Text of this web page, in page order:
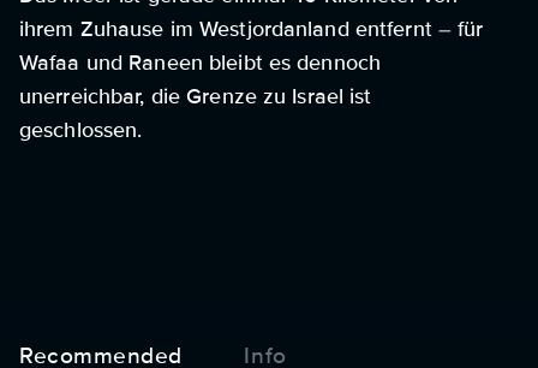
ihrem Zuhause im Westjordanland entfernt – für
Wafaa und Raneen bleibt es dennoch
unerreichbar, die Grenze zu Israel ist
geschlossen.
Recommended Info